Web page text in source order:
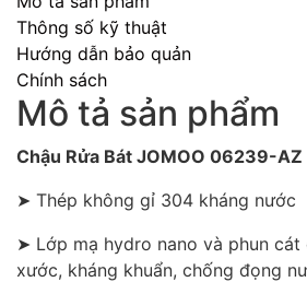
Thông số kỹ thuật
Hướng dẫn bảo quản
Chính sách
Mô tả sản phẩm
Chậu Rửa Bát JOMOO 06239-AZ
➤ Thép không gỉ 304 kháng nước
➤ Lớp mạ hydro nano và phun cát
xước, kháng khuẩn, chống đọng